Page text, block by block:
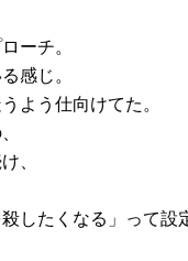
ーチ。
感じ。
よう仕向けてた。
、
したくなる」って設